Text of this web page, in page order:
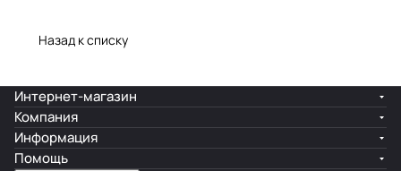
Назад к списку
Интернет-магазин
Компания
Информация
Помощь